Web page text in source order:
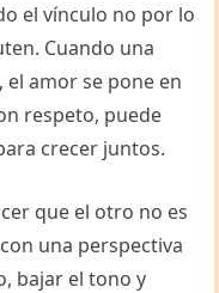
el vínculo no por lo
Cuando una
amor se pone en
respeto, puede
crecer juntos.
que el otro no es
una perspectiva
bajar el tono y